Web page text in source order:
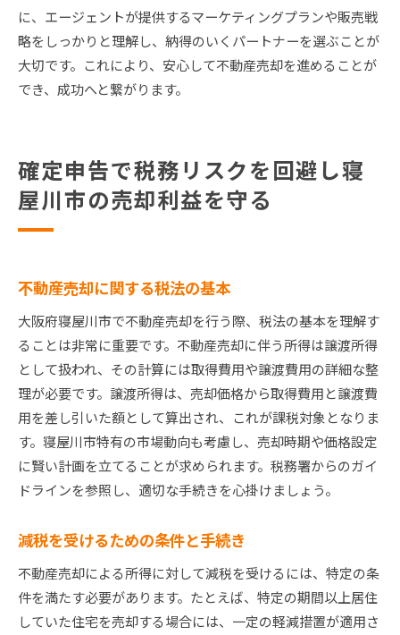
に、エージェントが提供するマーケティングプランや販売戦
略をしっかりと理解し、納得のいくパートナーを選ぶことが
大切です。これにより、安心して不動産売却を進めることが
でき、成功へと繋がります。
確定申告で税務リスクを回避し寝
屋川市の売却利益を守る
不動産売却に関する税法の基本
大阪府寝屋川市で不動産売却を行う際、税法の基本を理解す
ることは非常に重要です。不動産売却に伴う所得は譲渡所得
として扱われ、その計算には取得費用や譲渡費用の詳細な整
理が必要です。譲渡所得は、売却価格から取得費用と譲渡費
用を差し引いた額として算出され、これが課税対象となりま
す。寝屋川市特有の市場動向も考慮し、売却時期や価格設定
に賢い計画を立てることが求められます。税務署からのガイ
ドラインを参照し、適切な手続きを心掛けましょう。
減税を受けるための条件と手続き
不動産売却による所得に対して減税を受けるには、特定の条
件を満たす必要があります。たとえば、特定の期間以上居住
していた住宅を売却する場合には、一定の軽減措置が適用さ